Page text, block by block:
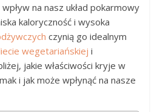
na nasz układ pokarmowy
kaloryczność i wysoka
czynią go idealnym
wegetariańskiej i
jakie właściwości kryje w
i jak może wpłynąć na nasze